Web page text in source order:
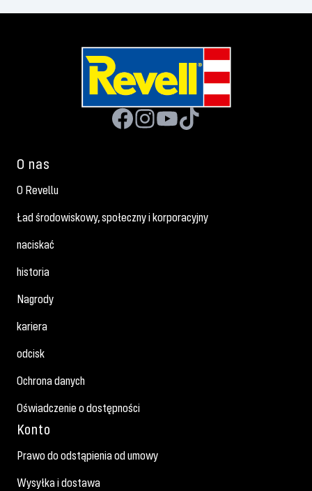
O nas
O Revellu
Ład środowiskowy, społeczny i korporacyjny
naciskać
historia
Nagrody
kariera
odcisk
Ochrona danych
Oświadczenie o dostępności
Konto
Prawo do odstąpienia od umowy
Wysyłka i dostawa